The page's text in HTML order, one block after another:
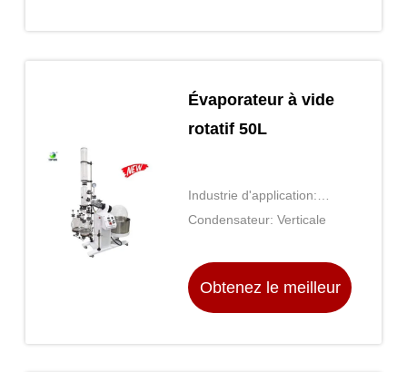
Évaporateur à vide
rotatif 50L
Industrie d'application:
Extraction du CBDCondensateur: Verticale
Obtenez le meilleur